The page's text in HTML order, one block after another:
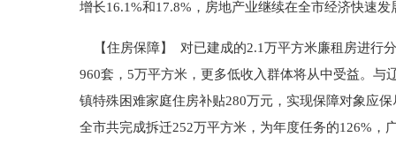
增长16.1%和17.8%，房地产业继续在全市经济快速
【住房保障】 对已建成的2.1万平方米廉租房进行
960套，5万平方米，更多低收入群体将从中受益。与
镇特殊困难家庭住房补贴280万元，实现保障对象应
全市共完成拆迁252万平方米，为年度任务的126%，